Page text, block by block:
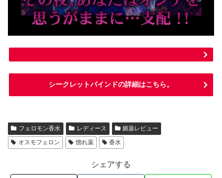
シークレットバインドの詳細はこちら。
フェロモン香水 レディース
媚薬レビュー
オスモフェロン
惚れ薬 香水
シェアする